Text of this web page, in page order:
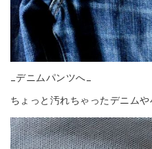
_デニムパンツへ_
ちょっと汚れちゃったデニム